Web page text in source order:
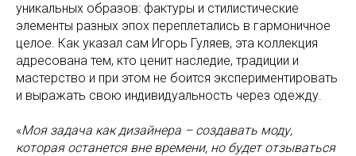
уникальных образов: фактуры и стилистические
элементы разных эпох переплетались в гармоничное
целое. Как указал сам Игорь Гуляев, эта коллекция
адресована тем, кто ценит наследие, традиции и
мастерство и при этом не боится экспериментировать
и выражать свою индивидуальность через одежду.
«Моя задача как дизайнера – создавать моду,
которая останется вне времени, но будет отзываться